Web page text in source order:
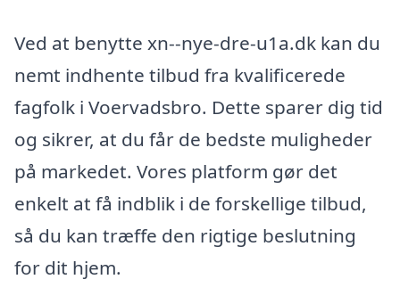
Ved at benytte xn--nye-dre-u1a.dk kan du
nemt indhente tilbud fra kvalificerede
fagfolk i Voervadsbro. Dette sparer dig tid
og sikrer, at du får de bedste muligheder
på markedet. Vores platform gør det
enkelt at få indblik i de forskellige tilbud,
så du kan træffe den rigtige beslutning
for dit hjem.